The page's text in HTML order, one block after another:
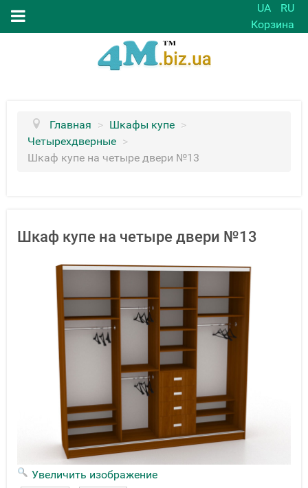
UA
RU
Корзина
Главная > Шкафы купе >
Четырехдверные >
Шкаф купе на четыре двери №13
Шкаф купе на четыре двери №13
Увеличить изображение